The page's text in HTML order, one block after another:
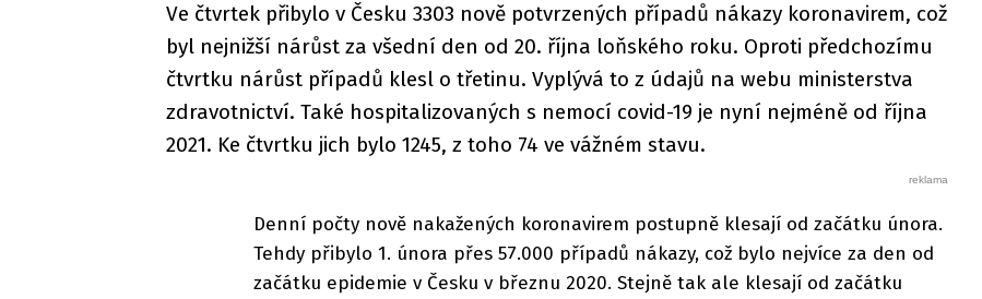
Ve čtvrtek přibylo v Česku 3303 nově potvrzených případů nákazy koronavirem, což
byl nejnižší nárůst za všední den od 20. října loňského roku. Oproti předchozímu
čtvrtku nárůst případů klesl o třetinu. Vyplývá to z údajů na webu ministerstva
zdravotnictví. Také hospitalizovaných s nemocí covid-19 je nyní nejméně od října
2021. Ke čtvrtku jich bylo 1245, z toho 74 ve vážném stavu.
Denní počty nově nakažených koronavirem postupně klesají od začátku února.
Tehdy přibylo 1. února přes 57.000 případů nákazy, což bylo nejvíce za den od
začátku epidemie v Česku v březnu 2020. Stejně tak ale klesají od začátku